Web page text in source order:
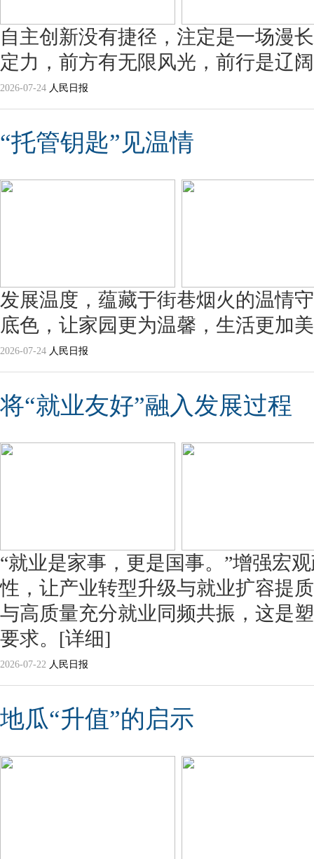
自主创新没有捷径，注定是一场漫
定力，前方有无限风光，前行是辽
2026-07-24 人民日报
“托管钥匙”见温情
发展温度，蕴藏于街巷烟火的温情
底色，让家园更为温馨，生活更加
2026-07-24 人民日报
将“就业友好”融入发展过程
“就业是家事，更是国事。”增强宏
性，让产业转型升级与就业扩容提
与高质量充分就业同频共振，这是
要求。 [详细]
2026-07-22 人民日报
地瓜“升值”的启示